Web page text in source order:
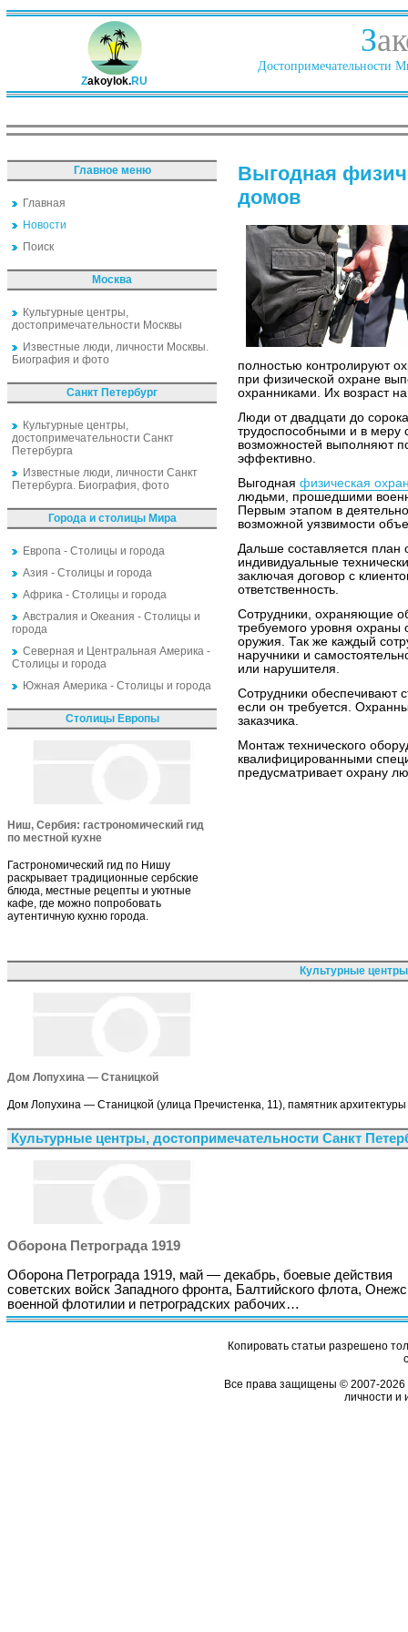
Zakoylok.RU
З
Достопримечательности
Главное меню
Главная
Новости
Поиск
Москва
Культурные центры,
достопримечательности Москвы
Известные люди, личности Москвы.
Биография и фото
Санкт Петербург
Культурные центры,
достопримечательности Санкт
Петербурга
Известные люди, личности Санкт
Петербурга. Биография, фото
Города и столицы Мира
Европа - Столицы и города
Азия - Столицы и города
Африка - Столицы и города
Австралия и Океания - Столицы и
города
Северная и Центральная Америка -
Столицы и города
Южная Америка - Столицы и города
Столицы Европы
Ниш, Сербия: гастрономический гид
по местной кухне
Гастрономический гид по Нишу
раскрывает традиционные сербские
блюда, местные рецепты и уютные
кафе, где можно попробовать
аутентичную кухню города.
Выгодная
домов
полностью контролируют
при физической охране
охранниками. Их возраст
Люди от двадцати до
трудоспособными и в меру
возможностей выполняют
эффективно.
Выгодная физическая
людьми, прошедшими
Первым этапом в
возможной уязвимости
Дальше составляется
индивидуальные
заключая договор с
ответственность.
Сотрудники, охраняющие
требуемого уровня
оружия. Так же каждый
наручники и
или нарушителя.
Сотрудники обеспечивают
если он требуется.
заказчика.
Монтаж технического
квалифицированными
предусматривает охрану
Культурные
Дом Лопухина — Станицкой
Дом Лопухина — Станицкой (улица Пречистенка, 11), памятник архитектуры
Культурные центры, достопримечательности Санкт
Оборона Петрограда 1919
Оборона Петрограда 1919, май — декабрь, боевые действия
советских войск Западного фронта, Балтийского флота,
военной флотилии и петроградских рабочих…
Копировать статьи разрешено
Все права защищены © 2007-2026
личности и